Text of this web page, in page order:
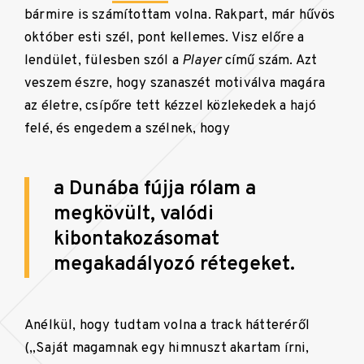
bármire is számítottam volna. Rakpart, már hűvös
október esti szél, pont kellemes. Visz előre a
lendület, fülesben szól a Playercímű szám. Azt
veszem észre, hogy szanaszét motiválva magára
az életre, csípőre tett kézzel közlekedek a hajó
felé, és engedem a szélnek, hogy
a Dunába fújja rólam a
megkövült, valódi
kibontakozásomat
megakadályozó rétegeket.
Anélkül, hogy tudtam volna a track hátteréről
(„Saját magamnak egy himnuszt akartam írni,